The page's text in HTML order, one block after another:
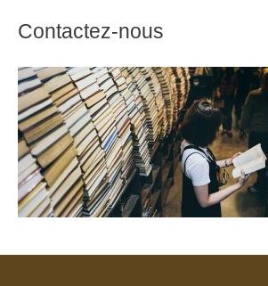
Contactez-nous